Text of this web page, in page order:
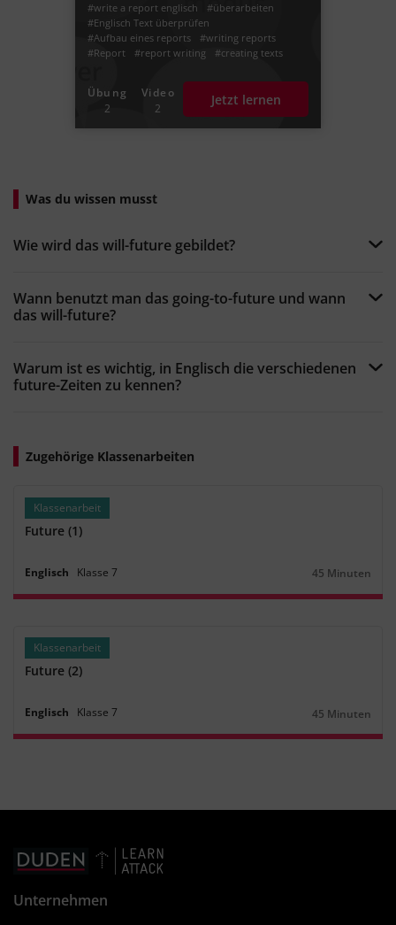
#write a report englisch
#überarbeiten
#Englisch Text überprüfen
#Aufbau eines reports
#writing reports
#Report
#report writing
#creating texts
Übung
2
Video
2
Jetzt lernen
Was du wissen musst
Wie wird das will-future gebildet?
Wann benutzt man das going-to-future und wann
das will-future?
Warum ist es wichtig, in Englisch die verschiedenen
future-Zeiten zu kennen?
Zugehörige Klassenarbeiten
Klassenarbeit
Future (1)
Englisch Klasse 7
Dauer:
45 Minuten
Klassenarbeit
Future (2)
Englisch Klasse 7
Dauer:
45 Minuten
Unternehmen